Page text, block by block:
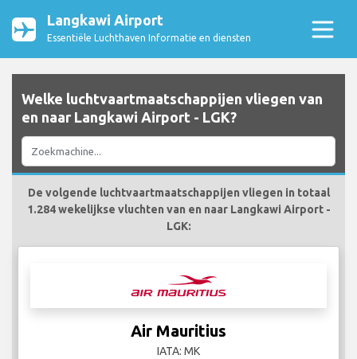
Langkawi Airport
Essentiële Luchthaven Informatie en diensten
Welke luchtvaartmaatschappijen vliegen van
en naar Langkawi Airport - LGK?
De volgende luchtvaartmaatschappijen vliegen in totaal
1.284 wekelijkse vluchten van en naar Langkawi Airport -
LGK:
Air Mauritius
IATA: MK